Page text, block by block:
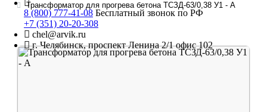
8 (800) 777-41-08 Бесплатный звонок по РФ
+7 (351) 20-20-308
chel@arvik.ru
г. Челябинск, проспект Ленина 2/1 офис 102
Трансформатор для прогрева бетона ТСЗД-63/0,38 У1 - А